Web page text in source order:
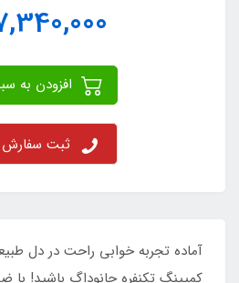
ثبت سفارش
آماده تجربه خوابی راحت در دل